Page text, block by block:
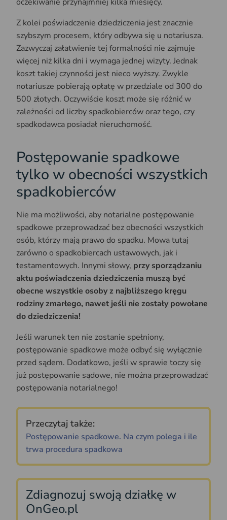
Z kolei poświadczenie dziedziczenia jest znacznie
szybszym procesem, który odbywa się u notariusza.
Zazwyczaj załatwienie tej formalności nie zajmuje
więcej niż kilka dni i wymaga jednej wizyty. Jednak
koszt takiej czynności jest nieco wyższy. Zwykle
notariusze pobierają opłatę w przedziale od 300 do
500 złotych. Oczywiście koszt może się różnić w
zależności od liczby spadkobierców oraz tego, czy
spadkodawca posiadał nieruchomość.
Postępowanie spadkowe
tylko w obecności wszystkich
spadkobierców
Nie ma możliwości, aby notarialne postępowanie
spadkowe przeprowadzać bez obecności wszystkich
osób, którzy mają prawo do spadku. Mowa tutaj
zarówno o spadkobiercach ustawowych, jak i
testamentowych. Innymi słowy, przy sporządzaniu
aktu poświadczenia dziedziczenia muszą być
obecne wszystkie osoby z najbliższego kręgu
rodziny zmarłego, nawet jeśli nie zostały powołane
do dziedziczenia!
Jeśli warunek ten nie zostanie spełniony,
postępowanie spadkowe może odbyć się wyłącznie
przed sądem. Dodatkowo, jeśli w sprawie toczy się
już postępowanie sądowe, nie można przeprowadzać
postępowania notarialnego!
Przeczytaj także:
Postępowanie spadkowe. Na czym polega i ile
trwa procedura spadkowa
Zdiagnozuj swoją działkę w
OnGeo.pl